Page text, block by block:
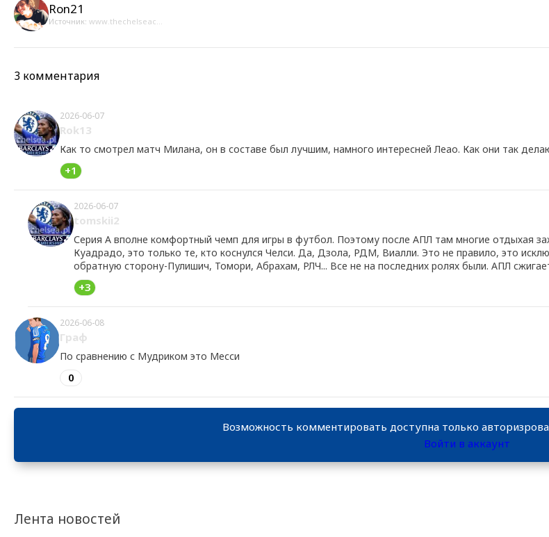
Лента новостей
Ron21
Источник: www.thechelseac...
3 комментария
2026-06-07
Rok13
Как то смотрел матч Милана, он в составе был лучшим, намного интересней Леао. Как они так
+1
2026-06-07
tomskii2
Серия А вполне комфортный чемп для игры в футбол. Поэтому после АПЛ там многие отдыхая
Куадрадо, это только те, кто коснулся Челси. Да, Дзола, РДМ, Виалли. Это не правило, это
обратную сторону-Пулишич, Томори, Абрахам, РЛЧ... Все не на последних ролях были. АПЛ
+3
2026-06-08
Граф
По сравнению с Мудриком это Месси
0
Возможность комментировать доступна только
Войти в аккаунт